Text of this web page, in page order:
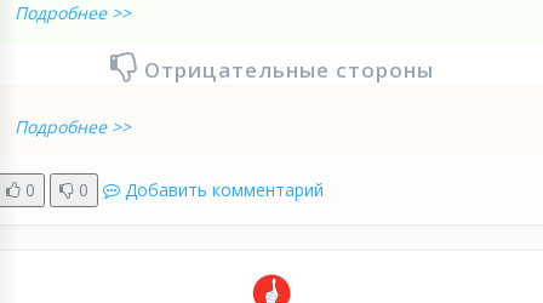
Подробнее >>
Отрицательные стороны
Подробнее >>
0 0 Добавить комментарий